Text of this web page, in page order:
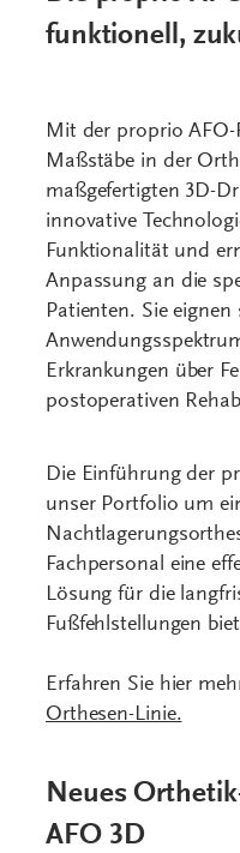
funktionell,
Mit der proprio AFO-
Maßstäbe in der
maßgefertigten 3D-
innovative
Funktionalität und
Anpassung an die
Patienten. Sie
Erkrankungen über
postoperativen
Die Einführung der
unser Portfolio um
Fachpersonal eine
Lösung für die
Fußfehlstellungen
Erfahren Sie hier
Orthesen-Linie.
Neues
AFO 3D